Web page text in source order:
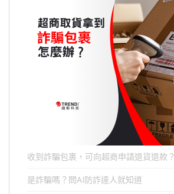
收到詐騙包裹，可向超商申請退貨退款？
是詐騙嗎？問AI防詐達人就知道